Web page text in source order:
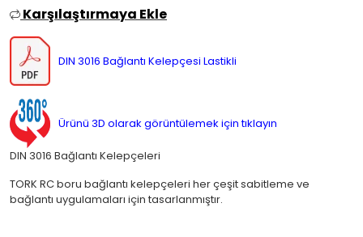
Karşılaştırmaya Ekle
DIN 3016 Bağlantı Kelepçesi Lastikli
Ürünü 3D olarak görüntülemek için tıklayın
DIN 3016 Bağlantı Kelepçeleri
TORK RC boru bağlantı kelepçeleri her çeşit sabitleme ve
bağlantı uygulamaları için tasarlanmıştır.